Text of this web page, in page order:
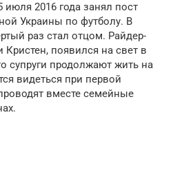
июля 2016 года занял пост
Украины по футболу. В
раз стал отцом. Райдер-
Кристен, появился на свет в
супруги продолжают жить на
видеться при первой
вместе семейные